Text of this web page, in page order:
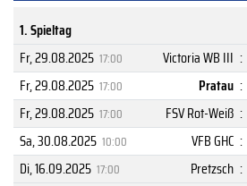
1. Spieltag
Fr, 29.08.2025 17:00 Victoria WB III :
Fr, 29.08.2025 17:00 Pratau :
Fr, 29.08.2025 17:00 FSV Rot-Weiß :
Sa, 30.08.2025 10:00 VFB GHC :
Di, 16.09.2025 17:00 Pretzsch :